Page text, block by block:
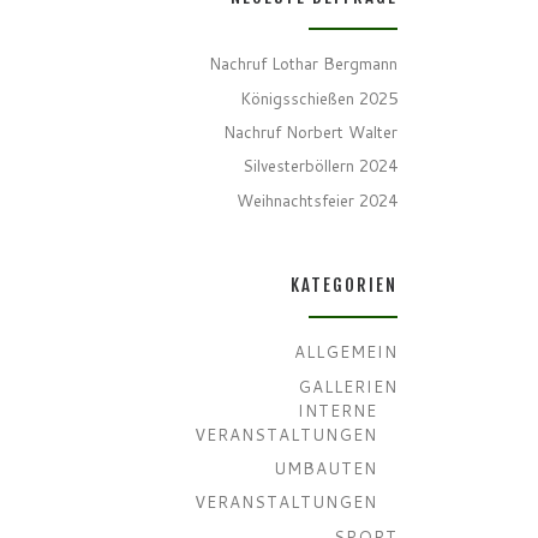
Nachruf Lothar Bergmann
Königsschießen 2025
Nachruf Norbert Walter
Silvesterböllern 2024
Weihnachtsfeier 2024
KATEGORIEN
ALLGEMEIN
GALLERIEN
INTERNE
VERANSTALTUNGEN
UMBAUTEN
VERANSTALTUNGEN